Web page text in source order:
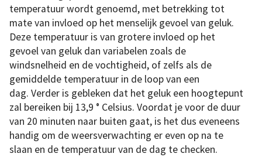
temperatuur wordt genoemd, met betrekking tot
mate van invloed op het menselijk gevoel van geluk.
Deze temperatuur is van grotere invloed op het
gevoel van geluk dan variabelen zoals de
windsnelheid en de vochtigheid, of zelfs als de
gemiddelde temperatuur in de loop van een
dag. Verder is gebleken dat het geluk een hoogtepunt
zal bereiken bij 13,9 ° Celsius. Voordat je voor de duur
van 20 minuten naar buiten gaat, is het dus eveneens
handig om de weersverwachting er even op na te
slaan en de temperatuur van de dag te checken.